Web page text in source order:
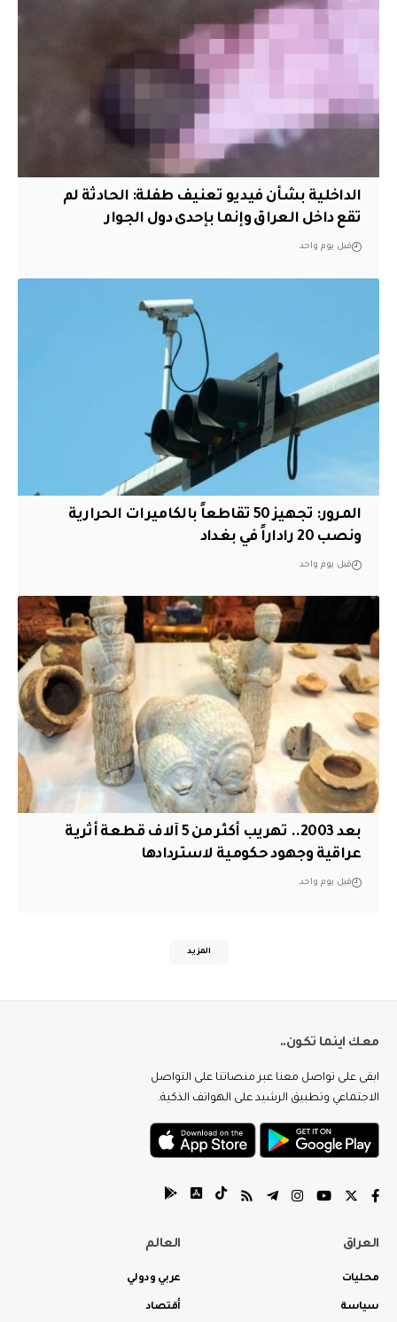
الداخلية بشأن فيديو تعنيف طفلة: الحادثة لم
تقع داخل العراق وإنما بإحدى دول الجوار
قبل يوم واحد
المرور: تجهيز 50 تقاطعاً بالكاميرات الحرارية
ونصب 20 راداراً في بغداد
قبل يوم واحد
بعد 2003.. تهريب أكثر من 5 آلاف قطعة أثرية
عراقية وجهود حكومية لاستردادها
قبل يوم واحد
المزيد
معك اينما تكون..
ابقى على تواصل معنا عبر منصاتنا على التواصل
الاجتماعي وتطبيق الرشيد على الهواتف الذكية.
العراق
محليات
سياسة
العالم
عربي ودولي
أقتصاد